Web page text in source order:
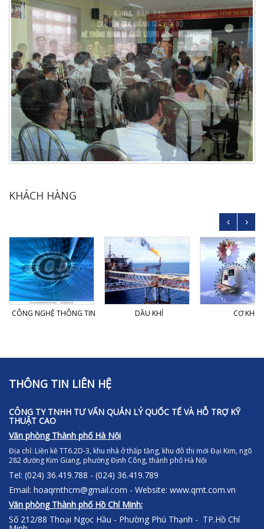
KHÁCH HÀNG
›
‹
CÔNG NGHỆ THÔNG TIN DẦU KHÍ CƠ KHÍ
THÔNG TIN LIÊN HỆ
CÔNG TY TNHH TƯ VẤN QUẢN LÝ QUỐC TẾ VÀ HỖ TRỢ KỸ
THUẬT CAO
Văn phòng Thành phố Hà Nội
Địa chỉ: Liền kề TT6.2D-3, khu nhà ở thấp tầng, khu đô thị mới Đại Kim, ngõ
282 đường Kim Giang, phường Định Công, thành phố Hà Nội
Tel: (024) 36.419.788 - (024) 36.419.789
Email: hoaqmthcm@gmail.com - Website: www.qmt.com.vn
Văn phòng Thành phố Hồ Chí Minh:
Số 212/88 Thoại Ngọc Hầu - Phường Phú Thạnh - TP.Hồ Chí